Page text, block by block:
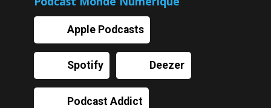
Apple Podcasts
Spotify Deezer
Podcast Addict